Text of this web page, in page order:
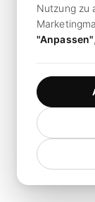
Nutzung zu
"Anpassen"